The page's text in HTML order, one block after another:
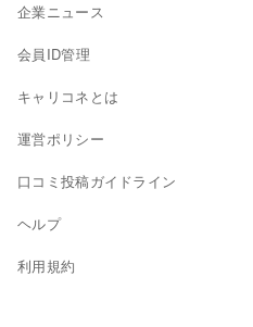
企業ニュース
会員ID管理
キャリコネとは
運営ポリシー
口コミ投稿ガイドライン
ヘルプ
利用規約